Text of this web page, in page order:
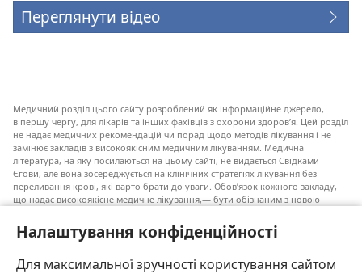
Налаштування конфіденційності
Для максимальної зручності користування сайтом
Переглянути відео
Медичний розділ цього сайту розроблений як інформаційне джерело,
в першу чергу, для лікарів та інших фахівців з охорони здоров’я. Цей розділ
не надає медичних рекомендацій чи порад щодо методів лікування і не
замінює закладів з високоякісним медичним лікуванням. Медична
література, на яку посилаються на цьому сайті, не видається Свідками
Єгови, але вона зосереджується на клінічних стратегіях лікування без
переливання крові, які варто брати до уваги. Обов’язок кожного закладу,
що надає високоякісне медичне лікування,— бути обізнаним з новою
пацієнту приймати власні рішення згідно з його медичним станом,
побажаннями, цінностями та віруваннями. Не всі медичні стратегії, згадані
До пацієнтів: завжди шукайте порад вашого лікаря або іншого фахівця